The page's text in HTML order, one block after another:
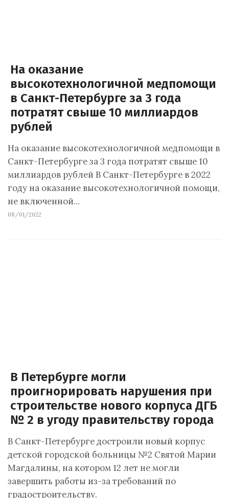
На оказание
высокотехнологичной медпомощи
в Санкт-Петербурге за 3 года
потратят свыше 10 миллиардов
рублей
На оказание высокотехнологичной медпомощи в
Санкт-Петербурге за 3 года потратят свыше 10
миллиардов рублей В Санкт-Петербурге в 2022
году на оказание высокотехнологичной помощи,
не включенной…
08/01/2022
В Петербурге могли
проигнорировать нарушения при
строительстве нового корпуса ДГБ
№ 2 в угоду правительству города
В Санкт-Петербурге достроили новый корпус
детской городской больницы №2 Святой Марии
Магдалины, на котором 12 лет не могли
завершить работы из-за требований по
градостроительству.